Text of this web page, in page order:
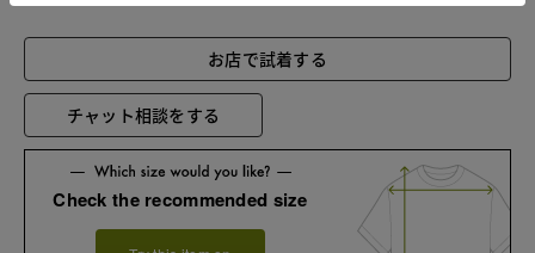
お店で試着する
チャット相談をする
Check the recommended size